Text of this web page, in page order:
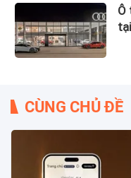
Ô
CÙNG CHỦ ĐỀ